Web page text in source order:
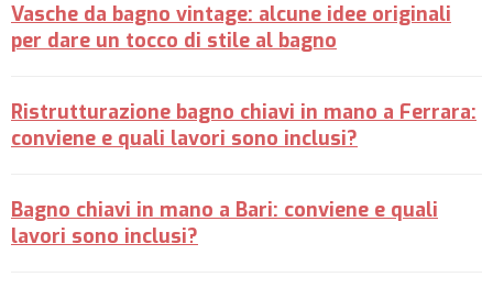
Vasche da bagno vintage: alcune idee originali
per dare un tocco di stile al bagno
Ristrutturazione bagno chiavi in mano a Ferrara:
conviene e quali lavori sono inclusi?
Bagno chiavi in mano a Bari: conviene e quali
lavori sono inclusi?